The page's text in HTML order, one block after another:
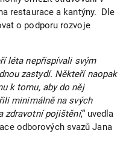
restaurace a kantýny. Dle
o podporu rozvoje
léta nepřispívali svým
zastydí. Někteří naopak
k tomu, aby do něj
minimálně na svých
zdravotní pojištění,“ uvedla
odborových svazů Jana